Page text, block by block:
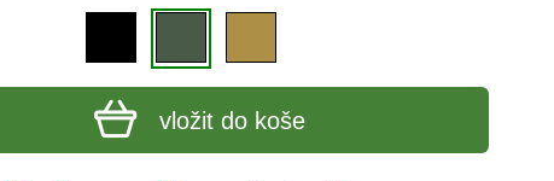
vložit do koše